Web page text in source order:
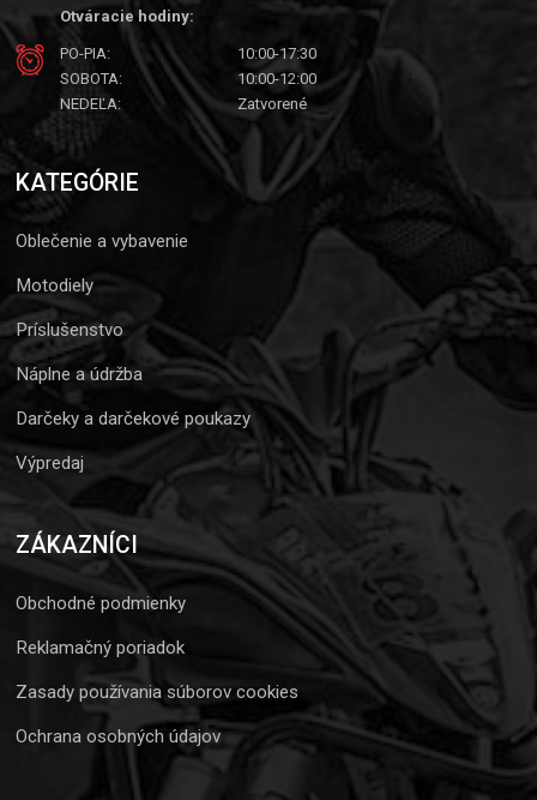
Otváracie hodiny:
PO-PIA:
10:00-17:30
SOBOTA:
10:00-12:00
NEDEĽA:
Zatvorené
KATEGÓRIE
Oblečenie a vybavenie
Motodiely
Príslušenstvo
Náplne a údržba
Darčeky a darčekové poukazy
Výpredaj
ZÁKAZNÍCI
Obchodné podmienky
Reklamačný poriadok
Zasady používania súborov cookies
Ochrana osobných údajov